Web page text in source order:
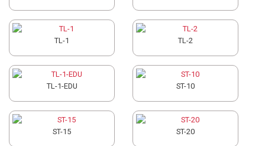
TL-1 TL-2
TL-1-EDU ST-10
ST-15 ST-20